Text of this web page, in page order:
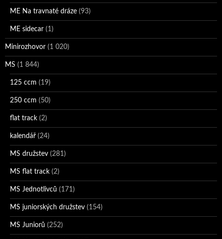
ME Na travnaté dráze (93)
ME sidecar (1)
Minirozhovor (1 020)
MS (1 844)
125 ccm (19)
250 ccm (50)
flat track (2)
kalendář (24)
MS družstev (281)
MS flat track (2)
MS Jednotlivců (171)
MS juniorských družstev (154)
MS Juniorů (252)